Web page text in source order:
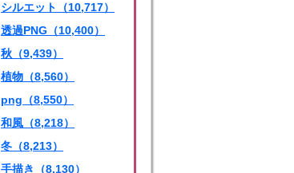
シルエット（10,717）
透過PNG（10,400）
秋（9,439）
植物（8,560）
png（8,550）
和風（8,218）
冬（8,213）
手描き（8,130）